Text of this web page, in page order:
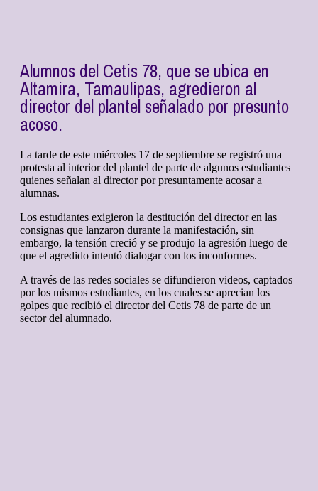
Alumnos del Cetis 78, que se ubica en
Altamira, Tamaulipas, agredieron al
director del plantel señalado por presunto
acoso.
La tarde de este miércoles 17 de septiembre se registró una
protesta al interior del plantel de parte de algunos estudiantes
quienes señalan al director por presuntamente acosar a
alumnas.
Los estudiantes exigieron la destitución del director en las
consignas que lanzaron durante la manifestación, sin
embargo, la tensión creció y se produjo la agresión luego de
que el agredido intentó dialogar con los inconformes.
A través de las redes sociales se difundieron videos, captados
por los mismos estudiantes, en los cuales se aprecian los
golpes que recibió el director del Cetis 78 de parte de un
sector del alumnado.